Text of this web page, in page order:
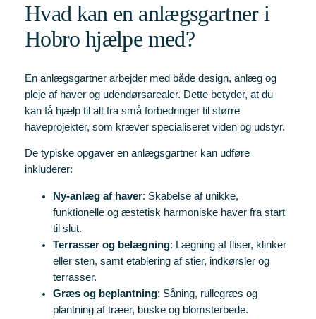
Hvad kan en anlægsgartner i
Hobro hjælpe med?
En anlægsgartner arbejder med både design, anlæg og
pleje af haver og udendørsarealer. Dette betyder, at du
kan få hjælp til alt fra små forbedringer til større
haveprojekter, som kræver specialiseret viden og udstyr.
De typiske opgaver en anlægsgartner kan udføre
inkluderer:
Ny-anlæg af haver: Skabelse af unikke,
funktionelle og æstetisk harmoniske haver fra start
til slut.
Terrasser og belægning: Lægning af fliser, klinker
eller sten, samt etablering af stier, indkørsler og
terrasser.
Græs og beplantning: Såning, rullegræs og
plantning af træer, buske og blomsterbede.